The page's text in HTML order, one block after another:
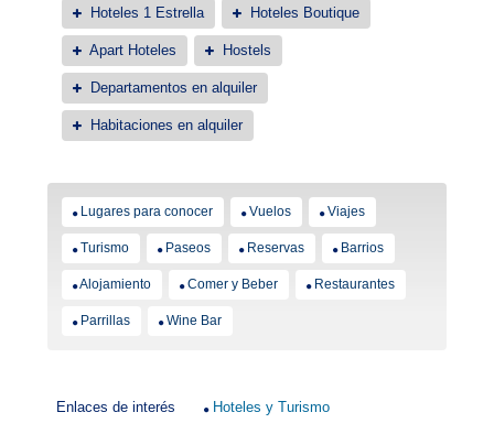
Hoteles 1 Estrella Hoteles Boutique
Apart Hoteles Hostels
Departamentos en alquiler
Habitaciones en alquiler
Lugares para conocer Vuelos Viajes
Turismo Paseos Reservas Barrios
Alojamiento Comer y Beber Restaurantes
Parrillas Wine Bar
Enlaces de interés Hoteles y Turismo